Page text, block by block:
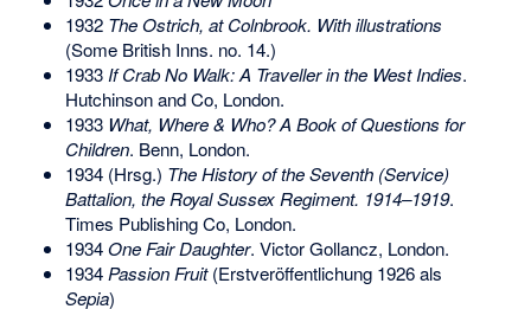
1932 The Ostrich, at Colnbrook. With illustrations
(Some British Inns. no. 14.)
1933If Crab No Walk: A Traveller in the West Indies.
Hutchinson and Co, London.
1933 What, Where & Who? A Book of Questions for
Children. Benn, London.
1934 (Hrsg.) The History of the Seventh (Service)
Battalion, the Royal Sussex Regiment. 1914–1919.
Times Publishing Co, London.
1934One Fair Daughter. Victor Gollancz, London.
1934Passion Fruit(Erstveröffentlichung 1926 als
Sepia)